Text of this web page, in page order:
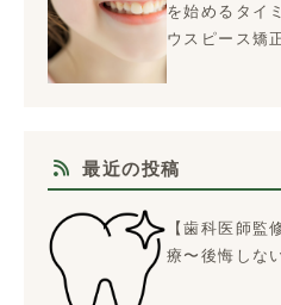
を始めるタイ
ウスピース矯
最近の投稿
【歯科医師監
療〜後悔しな